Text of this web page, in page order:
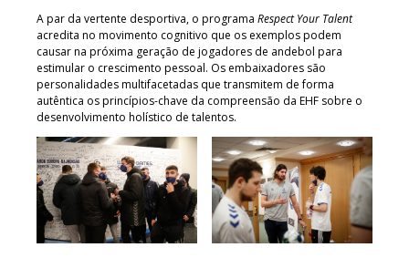
A par da vertente desportiva, o programa Respect Your Talent
acredita no movimento cognitivo que os exemplos podem
causar na próxima geração de jogadores de andebol para
estimular o crescimento pessoal. Os embaixadores são
personalidades multifacetadas que transmitem de forma
autêntica os princípios-chave da compreensão da EHF sobre o
desenvolvimento holístico de talentos.